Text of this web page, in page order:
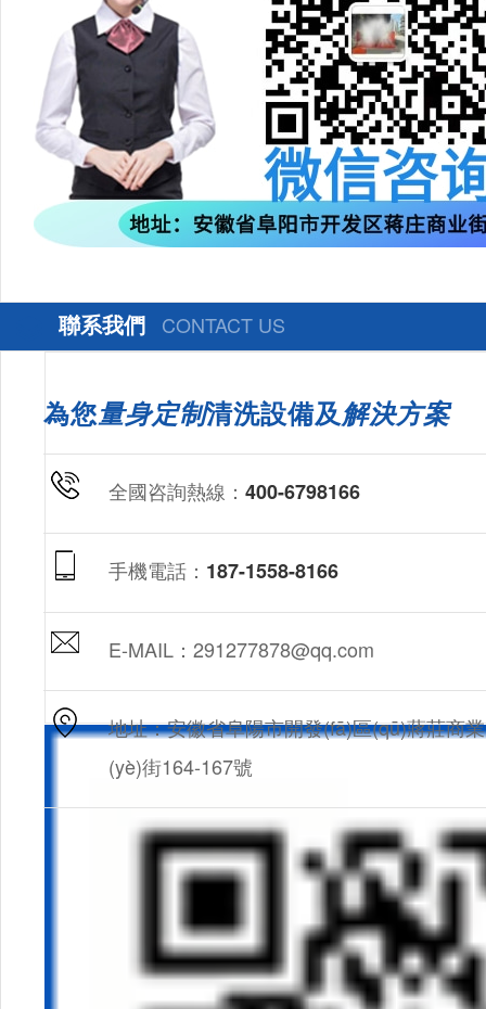
聯系我們 CONTACT US
為您量身定制清洗設備及解決方案
全國咨詢熱線： 400-6798166
手機電話： 187-1558-8166
E-MAIL：291277878@qq.com
地址：安徽省阜陽市開發(fā)區(qū)蔣莊商業
(yè)街164-167號